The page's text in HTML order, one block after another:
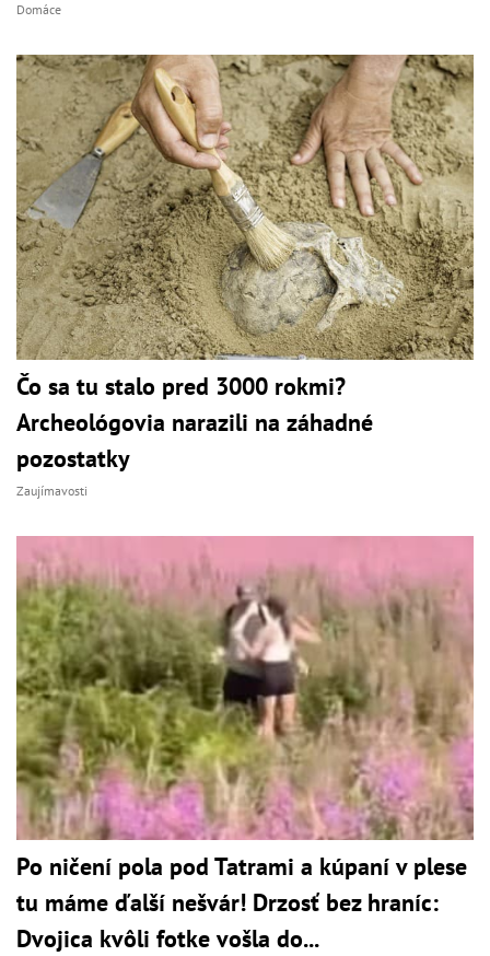
Domáce
Čo sa tu stalo pred 3000 rokmi?
Archeológovia narazili na záhadné
pozostatky
Zaujímavosti
Po ničení pola pod Tatrami a kúpaní v plese
tu máme ďalší nešvár! Drzosť bez hraníc:
Dvojica kvôli fotke vošla do...